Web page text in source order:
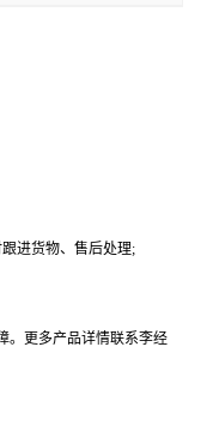
进货物、售后处理;
。更多产品详情联系李经